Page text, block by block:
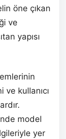
öne çıkan
ve
yapısı
ve kullanıcı
model
yer